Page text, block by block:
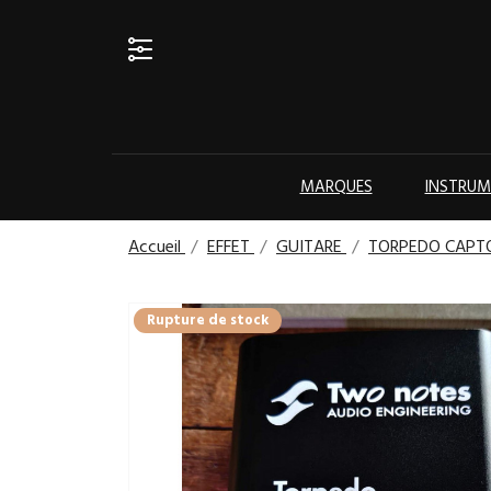
MARQUES
Accueil EFFET GUITARE TORPEDO
Rupture de stock